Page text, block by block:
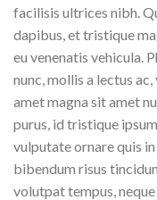
facilisis ultrices nibh.
dapibus, et tristique
eu venenatis vehicula.
nunc, mollis a lectus
amet magna sit amet
purus, id tristique
vulputate ornare quis
bibendum risus
volutpat tempus,